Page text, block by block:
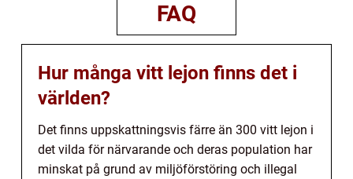
FAQ
Hur många vitt lejon finns det i
världen?
Det finns uppskattningsvis färre än 300 vitt lejon i
det vilda för närvarande och deras population har
minskat på grund av miljöförstöring och illegal